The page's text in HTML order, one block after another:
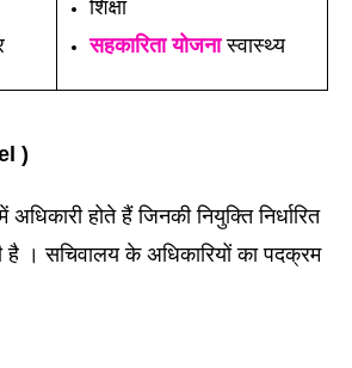
शिक्षा
सहकारिता योजनास्वास्थ्य
)
होते हैं जिनकी नियुक्ति निर्धारित
है । सचिवालय के अधिकारियों का पदक्रम